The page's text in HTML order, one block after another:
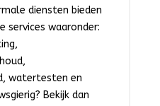
diensten bieden
services waaronder:
watertesten en
Bekijk dan